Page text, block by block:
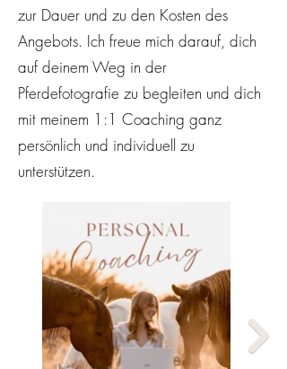
zur Dauer und zu den Kosten des
Angebots. Ich freue mich darauf, dich
auf deinem Weg in der
Pferdefotografie zu begleiten und dich
mit meinem 1:1 Coaching ganz
persönlich und individuell zu
unterstützen.